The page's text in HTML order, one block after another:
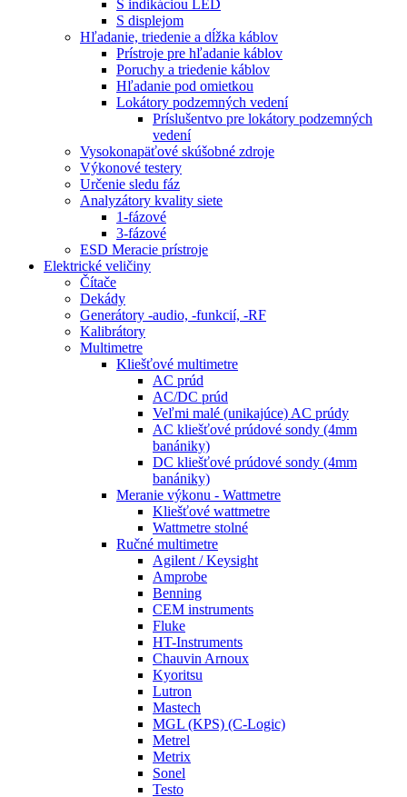
S indikáciou LED
S displejom
Hľadanie, triedenie a dĺžka káblov
Prístroje pre hľadanie káblov
Poruchy a triedenie káblov
Hľadanie pod omietkou
Lokátory podzemných vedení
Príslušentvo pre lokátory podzemných
vedení
Vysokonapäťové skúšobné zdroje
Výkonové testery
Určenie sledu fáz
Analyzátory kvality siete
1-fázové
3-fázové
ESD Meracie prístroje
Elektrické veličiny
Čítače
Dekády
Generátory -audio, -funkcií, -RF
Kalibrátory
Multimetre
Kliešťové multimetre
AC prúd
AC/DC prúd
Veľmi malé (unikajúce) AC prúdy
AC kliešťové prúdové sondy (4mm
banániky)
DC kliešťové prúdové sondy (4mm
banániky)
Meranie výkonu - Wattmetre
Kliešťové wattmetre
Wattmetre stolné
Ručné multimetre
Agilent / Keysight
Amprobe
Benning
CEM instruments
Fluke
HT-Instruments
Chauvin Arnoux
Kyoritsu
Lutron
Mastech
MGL (KPS) (C-Logic)
Metrel
Metrix
Sonel
Testo